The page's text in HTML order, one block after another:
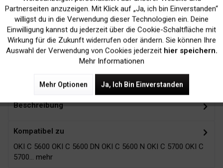
Kein Verlust der
Druckergarantie
Versand innerhalb von
24H*
Zubehör 13
Beschreibung
Kompatibel zu
OKI C 5600 OKI C 5600 DN OKI C 5600 N OKI C 5700 OKI C
5700... mehr
Marketing Inaktiv
Tracking Inaktiv
Partnerseiten anzuzeigen. Mit Klick auf „Ja, ich bin Einverstanden“
willigst du in die Verwendung dieser Technologien ein. Deine
Einwilligung kannst du jederzeit über die Cookie-Schaltfläche mit
Wirkung für die Zukunft widerrufen oder ändern. Sie können Ihre
Auswahl der Verwendung von Cookies jederzeit hier speichern.
Mehr Informationen
Mehr Optionen Ja, Ich Bin Einverstanden